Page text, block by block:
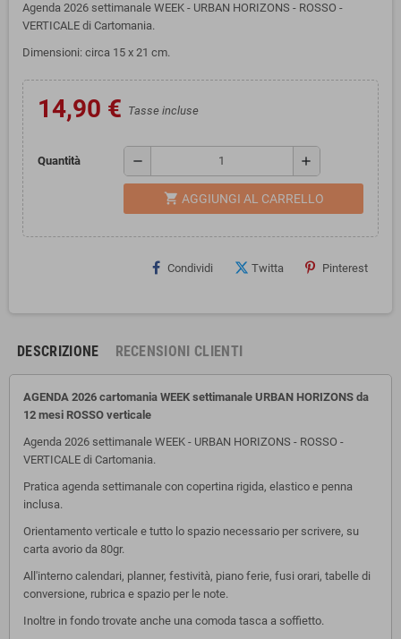
Agenda 2026 settimanale WEEK - URBAN HORIZONS - ROSSO -
VERTICALE di Cartomania.
Dimensioni: circa 15 x 21 cm.
14,90 € Tasse incluse
Quantità remove add
shopping_cart AGGIUNGI AL CARRELLO
Condividi Twitta Pinterest
DESCRIZIONE RECENSIONI CLIENTI
AGENDA 2026 cartomania WEEK settimanale URBAN HORIZONS da
12 mesi ROSSO verticale
Agenda 2026 settimanale WEEK - URBAN HORIZONS - ROSSO -
VERTICALE di Cartomania.
Pratica agenda settimanale con copertina rigida, elastico e penna
inclusa.
Orientamento verticale e tutto lo spazio necessario per scrivere, su
carta avorio da 80gr.
All'interno calendari, planner, festività, piano ferie, fusi orari, tabelle di
conversione, rubrica e spazio per le note.
Inoltre in fondo trovate anche una comoda tasca a soffietto.